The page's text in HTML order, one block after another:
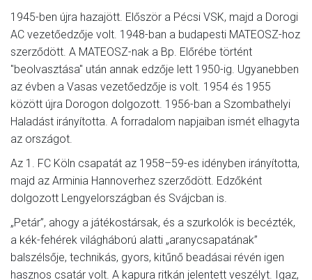
1945-ben újra hazajött. Először a Pécsi VSK, majd a Dorogi
AC vezetőedzője volt. 1948-ban a budapesti MATEOSZ-hoz
szerződött. A MATEOSZ-nak a Bp. Előrébe történt
"beolvasztása" után annak edzője lett 1950-ig. Ugyanebben
az évben a Vasas vezetőedzője is volt. 1954 és 1955
között újra Dorogon dolgozott. 1956-ban a Szombathelyi
Haladást irányította. A forradalom napjaiban ismét elhagyta
az országot.
Az 1. FC Köln csapatát az 1958–59-es idényben irányította,
majd az Arminia Hannoverhez szerződött. Edzőként
dolgozott Lengyelországban és Svájcban is.
„Petár”, ahogy a játékostársak, és a szurkolók is becézték,
a kék-fehérek világháború alatti „aranycsapatának”
balszélsője, technikás, gyors, kitűnő beadásai révén igen
hasznos csatár volt. A kapura ritkán jelentett veszélyt. Igaz,